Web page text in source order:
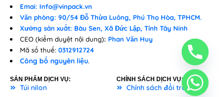
Emai: Info@vinpack.vn
Văn phòng: 90/54 Đỗ Thừa Luông, Phú Thọ Hòa, TPHCM.
Xưởng sản xuất: Bàu Sen, Xã Đức Lập, Tỉnh Tây Ninh
CEO (kiểm duyệt nội dung): Phan Văn Huy
Mã số thuế: 0312912724
Công bố nguyên liệu.
SẢN PHẨM DỊCH VỤ:
Túi nilon
CHÍNH SÁCH DỊCH VỤ:
Chính sách đổi trả